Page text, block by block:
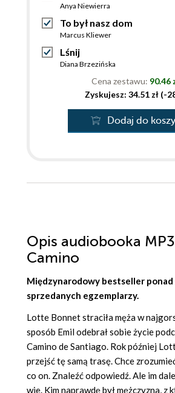
Anya Niewierra
To był nasz dom
Marcus Kliewer
Lśnij
Diana Brzezińska
Cena zestawu: 90.46
Zyskujesz: 34.51 zł (-
Dodaj do
Opis audiobooka MP3
Camino
Międzynarodowy bestseller ponad
sprzedanych egzemplarzy.
Lotte Bonnet straciła męża w
sposób Emil odebrał sobie życie
Camino de Santiago. Rok później
przejść tę samą trasę. Chce
co on. Znaleźć odpowiedź. Ale im
wie. Kim naprawdę był mężczyzna, z